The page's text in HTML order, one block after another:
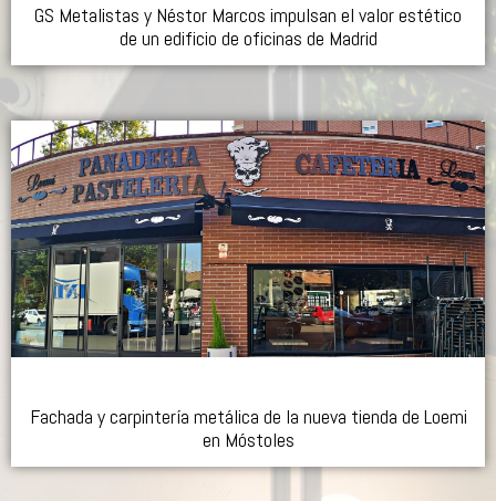
GS Metalistas y Néstor Marcos impulsan el valor estético
de un edificio de oficinas de Madrid
Fachada y carpintería metálica de la nueva tienda de Loemi
en Móstoles